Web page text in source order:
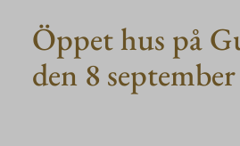
innehåll
Öppet hus på
den 8